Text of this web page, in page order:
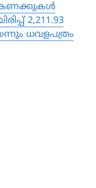
കണക്കുകൾ
2,211.93
ധവളപത്രം